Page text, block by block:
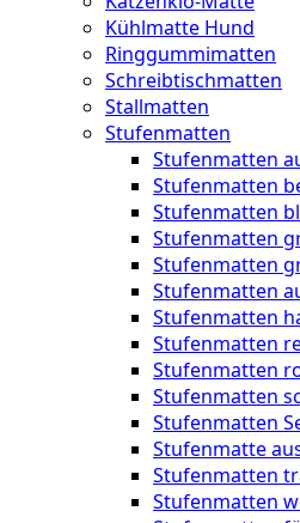
Kühlmatte Hund
Ringgummimatten
Schreibtischmatten
Stallmatten
Stufenmatten
Stufenmatten
Stufenmatten
Stufenmatten
Stufenmatten
Stufenmatten
Stufenmatten
Stufenmatten
Stufenmatten
Stufenmatten
Stufenmatten
Stufenmatten
Stufenmatte
Stufenmatten
Stufenmatten